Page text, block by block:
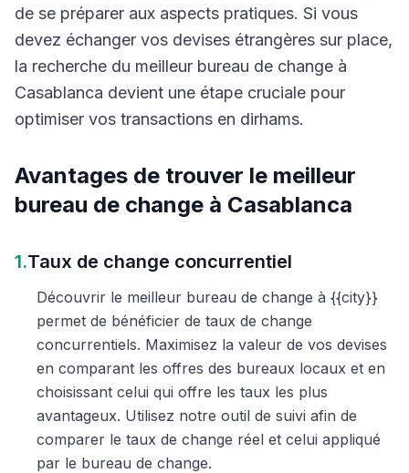
de se préparer aux aspects pratiques. Si vous
devez échanger vos devises étrangères sur place,
la recherche du meilleur bureau de change à
Casablanca devient une étape cruciale pour
optimiser vos transactions en dirhams.
Avantages de trouver le meilleur
bureau de change à Casablanca
1.Taux de change concurrentiel
Découvrir le meilleur bureau de change à {{city}}
permet de bénéficier de taux de change
concurrentiels. Maximisez la valeur de vos devises
en comparant les offres des bureaux locaux et en
choisissant celui qui offre les taux les plus
avantageux. Utilisez notre outil de suivi afin de
comparer le taux de change réel et celui appliqué
par le bureau de change.